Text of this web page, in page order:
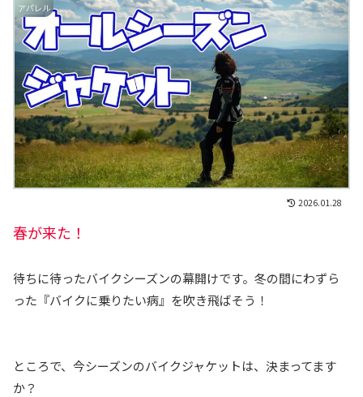
アパレル
2026.01.28
春が来た！
待ちに待ったバイクシーズンの幕開けです。冬の間にわずら
った『バイクに乗りたい病』を吹き飛ばそう！
ところで、今シーズンのバイクジャケットは、決まってます
か？